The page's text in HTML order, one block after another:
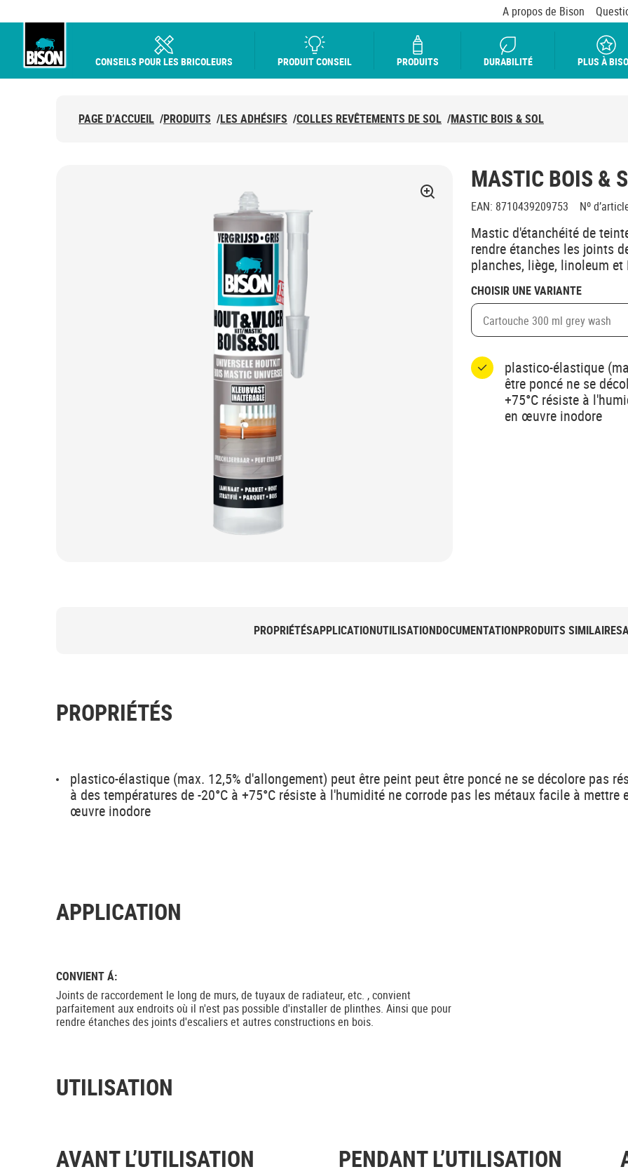
A propos de Bison
CONSEILS POUR LES BRICOLEURS PRODUIT CONSEIL PRODUITS DURABILITÉ PLUS À
PAGE D’ACCUEIL /PRODUITS /LES ADHÉSIFS /COLLES REVÊTEMENTS DE SOL /MASTIC BOIS & SOL
MASTIC BOIS &
EAN: 8710439209753 Nº
Mastic d'étanchéité de
rendre étanches les joints
planches, liège, linoleum et
CHOISIR UNE VARIANTE
Cartouche 300 ml grey wash
plastico-élastique
être poncé ne se
+75°C résiste à
en œuvre inodore
PROPRIÉTÉSAPPLICATIONUTILISATIONDOCUMENTATIONPRODUITS SIMILAIRES
PROPRIÉTÉS
plastico-élastique (max. 12,5% d'allongement) peut être peint peut être poncé ne se décolore pas
à des températures de -20°C à +75°C résiste à l'humidité ne corrode pas les métaux facile à mettre
œuvre inodore
APPLICATION
CONVIENT Á:
Joints de raccordement le long de murs, de tuyaux de radiateur, etc. , convient
parfaitement aux endroits où il n'est pas possible d'installer de plinthes. Ainsi que pour
rendre étanches des joints d'escaliers et autres constructions en bois.
UTILISATION
AVANT L’UTILISATION PENDANT L’UTILISATION